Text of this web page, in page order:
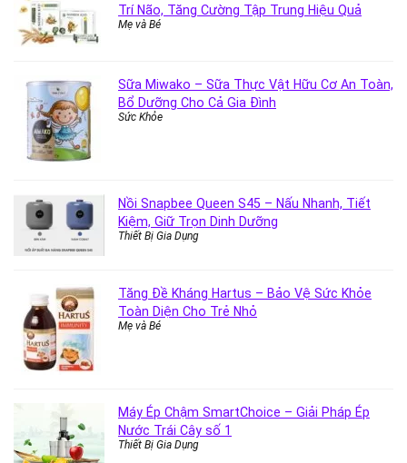
Trí Não, Tăng Cường Tập Trung Hiệu Quả
Mẹ và Bé
Sữa Miwako – Sữa Thực Vật Hữu Cơ An Toàn,
Bổ Dưỡng Cho Cả Gia Đình
Sức Khỏe
Nồi Snapbee Queen S45 – Nấu Nhanh, Tiết
Kiệm, Giữ Trọn Dinh Dưỡng
Thiết Bị Gia Dụng
Tăng Đề Kháng Hartus – Bảo Vệ Sức Khỏe
Toàn Diện Cho Trẻ Nhỏ
Mẹ và Bé
Máy Ép Chậm SmartChoice – Giải Pháp Ép
Nước Trái Cây số 1
Thiết Bị Gia Dụng